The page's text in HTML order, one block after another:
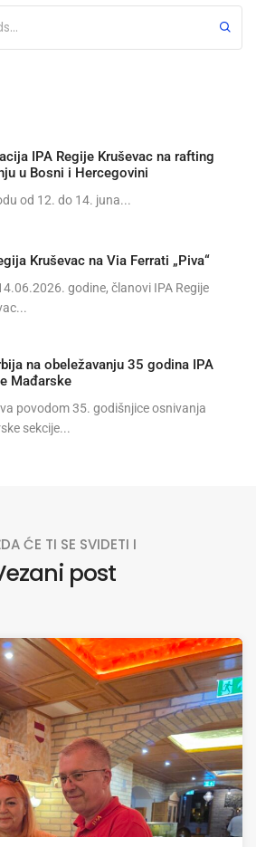
IPA Regije Kruševac na rafting
u Bosni i Hercegovini
od 12. do 14. juna...
Kruševac na Via Ferrati „Piva“
godine, članovi IPA Regije
na obeležavanju 35 godina IPA
Mađarske
povodom 35. godišnjice osnivanja
sekcije...
ĆE TI SE SVIDETI I
post